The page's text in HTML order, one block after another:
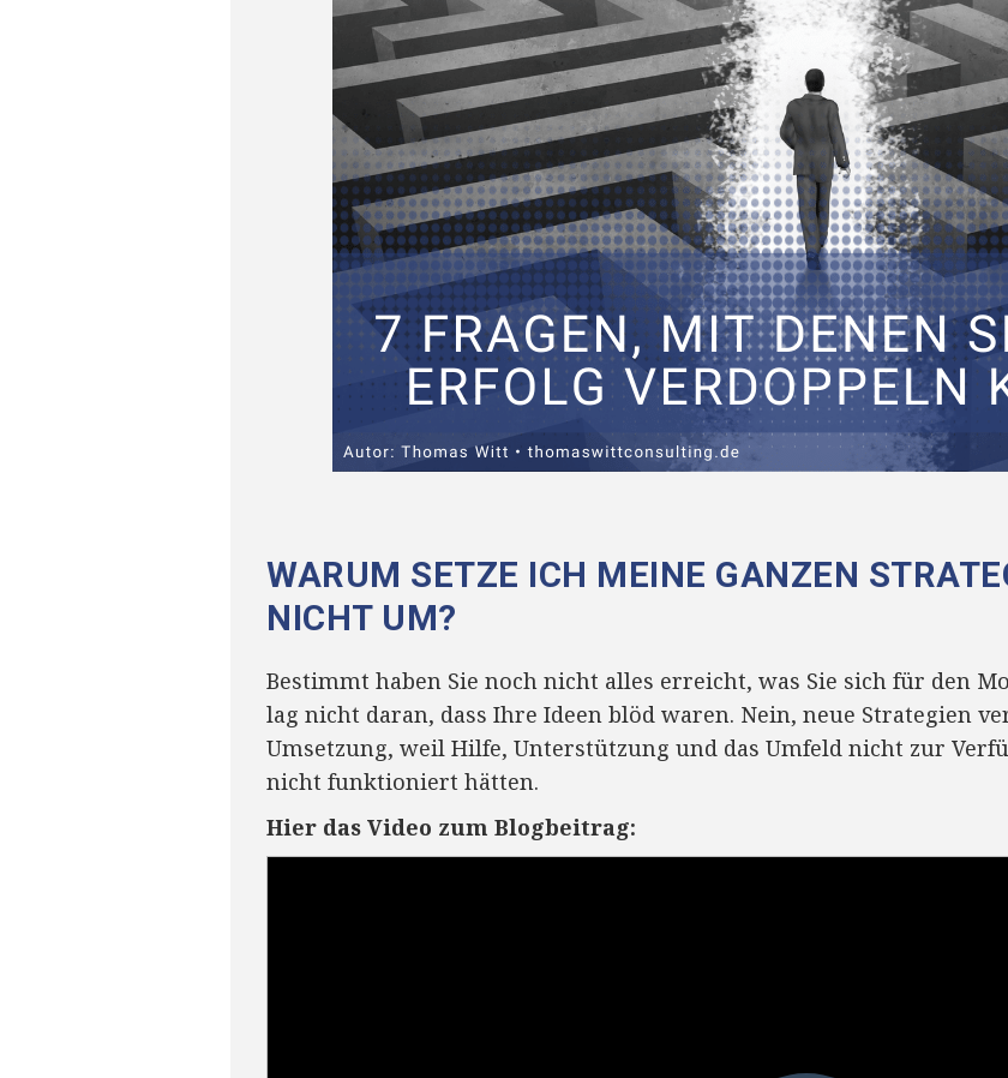
WARUM SETZE ICH MEINE GANZEN
NICHT UM?
Bestimmt haben Sie noch nicht alles erreicht, was Sie sich für den
lag nicht daran, dass Ihre Ideen blöd waren. Nein, neue Strategien
Umsetzung, weil Hilfe, Unterstützung und das Umfeld nicht zur
nicht funktioniert hätten.
Hier das Video zum Blogbeitrag: